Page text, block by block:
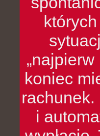
koniec
i